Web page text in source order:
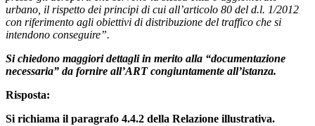
urbano, il rispetto dei principi di cui all’articolo 80 del d.l. 1/2012
con riferimento agli obiettivi di distribuzione del traffico che si
intendono conseguire”.
Si chiedono maggiori dettagli in merito alla “documentazione
necessaria” da fornire all’ART congiuntamente all’istanza.
Risposta:
Si richiama il paragrafo 4.4.2 della Relazione illustrativa.